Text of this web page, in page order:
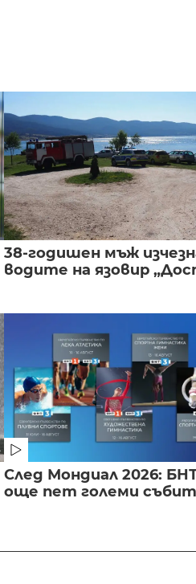
38-годишен мъж
водите на язовир
След Мондиал 2026:
още пет големи